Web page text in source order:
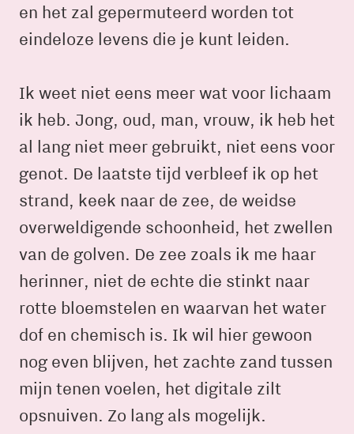
en het zal gepermuteerd worden tot
eindeloze levens die je kunt leiden.
Ik weet niet eens meer wat voor lichaam
ik heb. Jong, oud, man, vrouw, ik heb het
al lang niet meer gebruikt, niet eens voor
genot. De laatste tijd verbleef ik op het
strand, keek naar de zee, de weidse
overweldigende schoonheid, het zwellen
van de golven. De zee zoals ik me haar
herinner, niet de echte die stinkt naar
rotte bloemstelen en waarvan het water
dof en chemisch is. Ik wil hier gewoon
nog even blijven, het zachte zand tussen
mijn tenen voelen, het digitale zilt
opsnuiven. Zo lang als mogelijk.